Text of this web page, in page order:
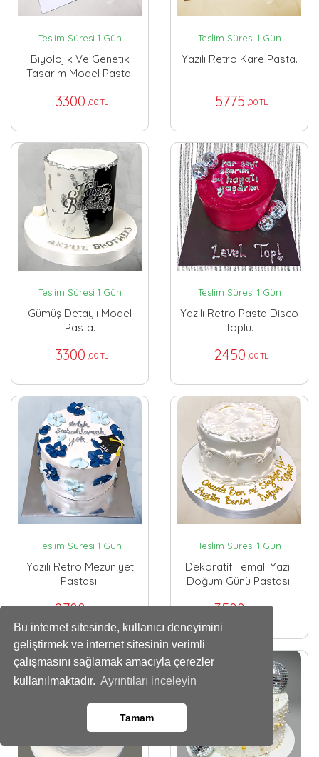
Bu internet sitesinde, kullanıcı deneyimini
geliştirmek ve internet sitesinin verimli
çalışmasını sağlamak amacıyla çerezler
kullanılmaktadır. Ayrıntıları inceleyin
Tamam
Teslim Süresi 1 Gün
Biyolojik Ve Genetik
Tasarım Model Pasta.
3300 ,00 TL
Teslim Süresi 1 Gün
Yazılı Retro Kare Pasta.
5775 ,00 TL
Teslim Süresi 1 Gün
Gümüş Detaylı Model
Pasta.
3300 ,00 TL
Teslim Süresi 1 Gün
Yazılı Retro Pasta Disco
Toplu.
2450 ,00 TL
Teslim Süresi 1 Gün
Yazılı Retro Mezuniyet
Pastası.
2700 ,00 TL
Teslim Süresi 1 Gün
Dekoratif Temalı Yazılı
Doğum Günü Pastası.
3500 ,00 TL